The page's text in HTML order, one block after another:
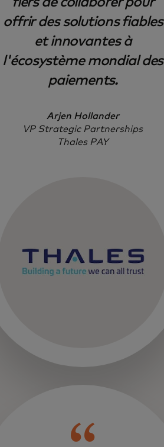
offrir des solutions fiables
et innovantes à
l'écosystème mondial des
paiements.
Arjen Hollander
VP Strategic Partnerships
Thales PAY